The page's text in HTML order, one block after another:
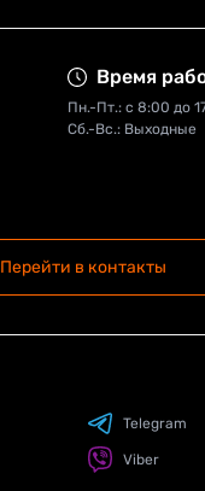
Время
Пн.-Пт.: с 8:00 до
Сб.-Вс.: Выходные
Перейти в контакты
Telegram
Viber